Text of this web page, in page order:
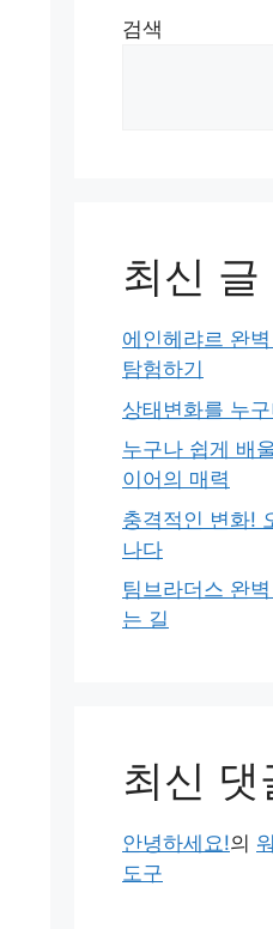
검색
최신 글
에인헤랴르 완
탐험하기
상태변화를 누
누구나 쉽게 배
이어의 매력
충격적인 변화!
나다
팀브라더스 완
는 길
최신 댓
안녕하세요!의
도구